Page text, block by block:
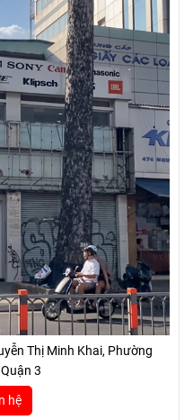
Thị Minh Khai, Phường
3
hệ